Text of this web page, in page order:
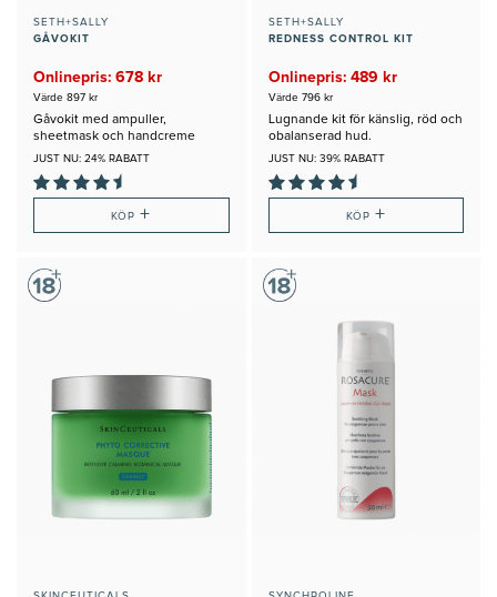
SETH+SALLY
GÅVOKIT
Onlinepris: 678 kr
Värde 897 kr
Gåvokit med ampuller,
sheetmask och handcreme
JUST NU: 24% RABATT
KÖP+
SETH+SALLY
REDNESS CONTROL KIT
Onlinepris: 489 kr
Värde 796 kr
Lugnande kit för känslig, röd och
obalanserad hud.
JUST NU: 39% RABATT
KÖP +